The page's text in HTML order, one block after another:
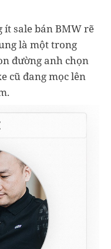
ít sale bán BMW rẽ
là một trong
đường anh chọn
cũ đang mọc lên